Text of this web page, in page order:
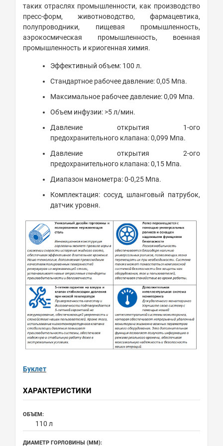
таких отраслях промышленности, как производство
пресс-форм, животноводство, фармацевтика,
полупроводники, пищевая промышленность,
аэрокосмическая промышленность, военная
промышленность и криогенная химия.
Эффективный объем: 100 л.
Стандартное рабочее давление: 0,05 Мпа.
Максимальное рабочее давление: 0,09 Мпа.
Объем инфузии: >5 л/мин.
Давление открытия 1-ого
предохранительного клапана: 0,099 Мпа.
Давление открытия 2-ого
предохранительного клапана: 0,15 Мпа.
Диапазон манометра: 0-0,25 Мпа.
Комплектация: сосуд, шланговый патрубок,
датчик уровня.
Буклет
ХАРАКТЕРИСТИКИ
ОБЪЕМ:
110 л
ДИАМЕТР ГОРЛОВИНЫ (ММ):